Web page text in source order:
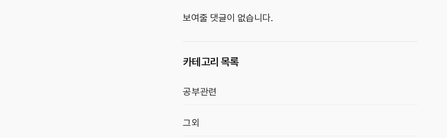
보여줄 댓글이 없습니다.
카테고리 목록
공부관련
그외